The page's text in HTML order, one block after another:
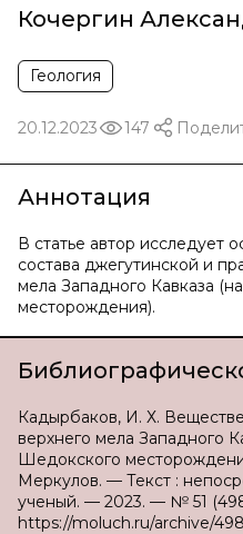
Кочергин
Геология
20.12.2023 147
Аннотация
В статье автор исследует
состава джегутинской и
мела Западного Кавказа
месторождения).
Кадырбаков, И. Х.
верхнего мела Западного
Шедокского
Меркулов. — Текст :
ученый. — 2023. — № 51
https://moluch.ru/archive/